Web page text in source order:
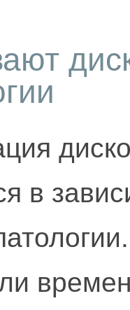
в